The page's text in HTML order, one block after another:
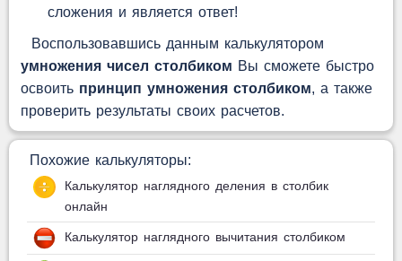
сложения и является ответ!
Воспользовавшись данным калькулятором
умножения чисел столбиком Вы сможете быстро
освоить принцип умножения столбиком, а также
проверить результаты своих расчетов.
Похожие калькуляторы:
Калькулятор наглядного деления в столбик
онлайн
Калькулятор наглядного вычитания столбиком